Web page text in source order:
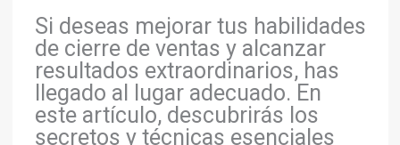
Si deseas mejorar tus habilidades
de cierre de ventas y alcanzar
resultados extraordinarios, has
llegado al lugar adecuado. En
este artículo, descubrirás los
secretos y técnicas esenciales
Deberían
Conocer